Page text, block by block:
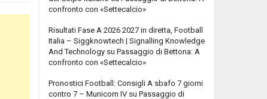
confronto con «Settecalcio»
Risultati Fase A 2026 2027 in diretta, Football
Italia – Siggknowtech | Signalling Knowledge
And Technology su Passaggio di Bettona: A
confronto con «Settecalcio»
Pronostici Football: Consigli A sbafo 7 giorni
contro 7 – Municorn IV su Passaggio di